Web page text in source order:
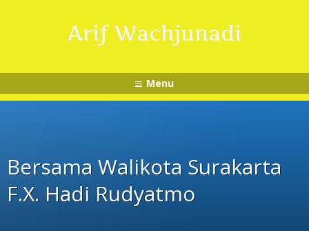
Arif Wachjunadi
Menu
Bersama Walikota Surakarta
F.X. Hadi Rudyatmo